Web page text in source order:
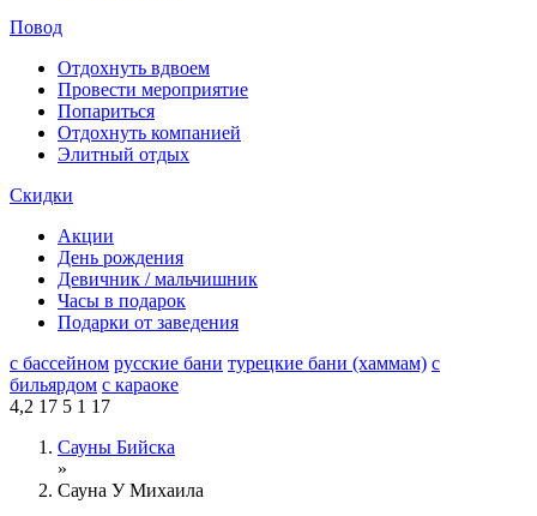
Повод
Отдохнуть вдвоем
Провести мероприятие
Попариться
Отдохнуть компанией
Элитный отдых
Скидки
Акции
День рождения
Девичник / мальчишник
Часы в подарок
Подарки от заведения
с бассейном русские бани турецкие бани (хаммам) с
бильярдом с караоке
4,2 17 5 1 17
Сауны Бийска
»
Сауна У Михаила